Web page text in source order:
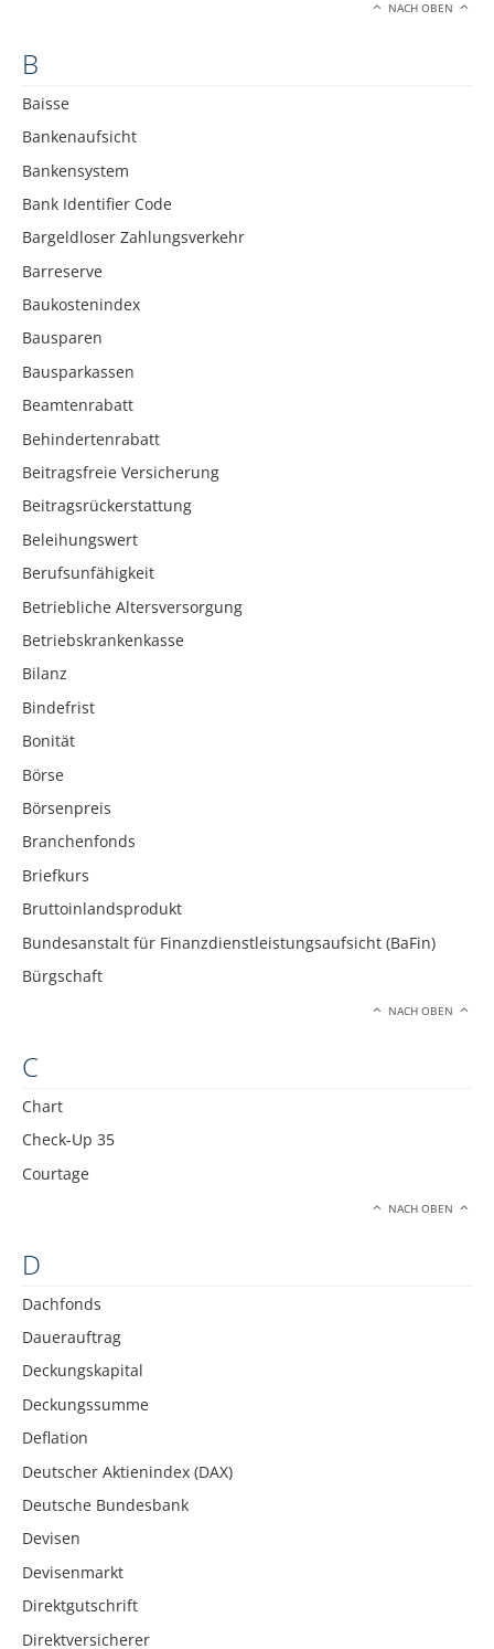
NACH OBEN
B
Baisse
Bankenaufsicht
Bankensystem
Bank Identifier Code
Bargeldloser Zahlungsverkehr
Barreserve
Baukostenindex
Bausparen
Bausparkassen
Beamtenrabatt
Behindertenrabatt
Beitragsfreie Versicherung
Beitragsrückerstattung
Beleihungswert
Berufsunfähigkeit
Betriebliche Altersversorgung
Betriebskrankenkasse
Bilanz
Bindefrist
Bonität
Börse
Börsenpreis
Branchenfonds
Briefkurs
Bruttoinlandsprodukt
Bundesanstalt für Finanzdienstleistungsaufsicht (BaFin)
Bürgschaft
NACH OBEN
C
Chart
Check-Up 35
Courtage
NACH OBEN
D
Dachfonds
Dauerauftrag
Deckungskapital
Deckungssumme
Deflation
Deutscher Aktienindex (DAX)
Deutsche Bundesbank
Devisen
Devisenmarkt
Direktgutschrift
Direktversicherer